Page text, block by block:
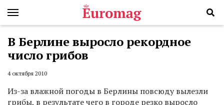
В Берлине выросло рекордное
число грибов
4 октября 2010
Из-за влажной погоды в Берлины повсюду вылезли
грибы, в результате чего в городе резко выросло